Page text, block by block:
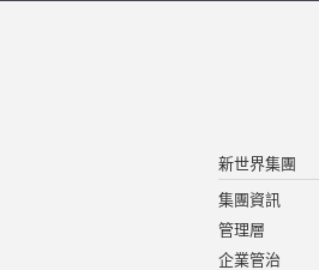
新世界集團
集團資訊
管理層
企業管治